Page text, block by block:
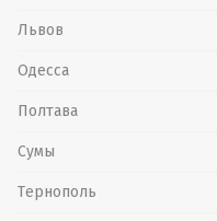
Львов
Одесса
Полтава
Сумы
Тернополь